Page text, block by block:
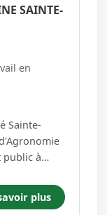
SAINTE-
en
public à
voire
dans
plus